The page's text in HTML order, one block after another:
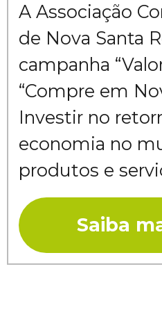
A Associação
de Nova Santa
campanha
“Compre em
Investir no
economia no
produtos e
Saiba